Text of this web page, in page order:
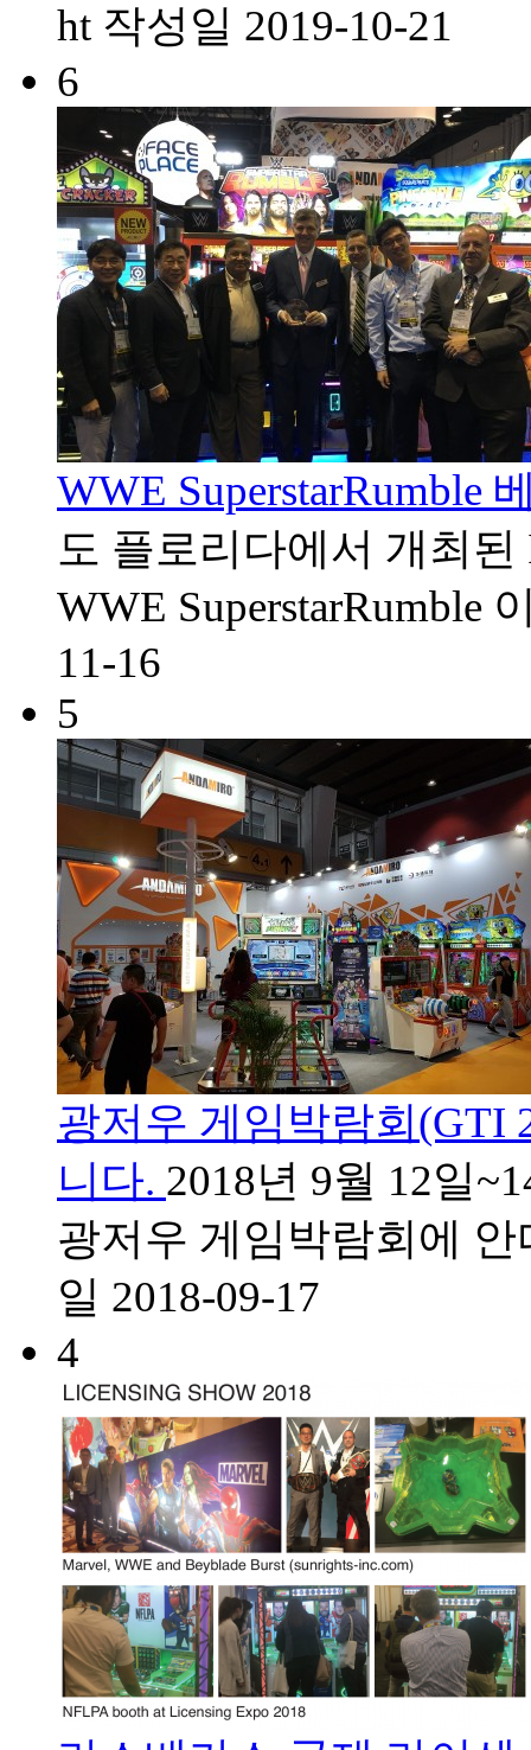
ht 작성일 2019-10-21
6
WWE SuperstarRumble
도 플로리다에서 개최
WWE SuperstarRumble
11-16
5
광저우 게임박람회(GTI
니다. 2018년 9월 12일
광저우 게임박람회에
일 2018-09-17
4